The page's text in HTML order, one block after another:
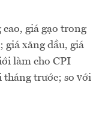
giá gạo trong
giá xăng dầu, giá
làm cho CPI
tháng trước; so với